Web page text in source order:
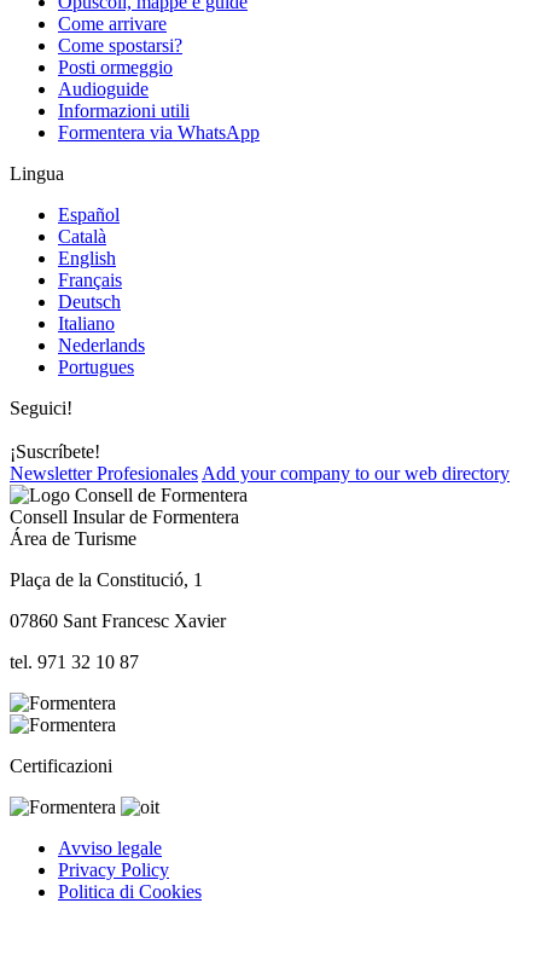
Come arrivare
Come spostarsi?
Posti ormeggio
Audioguide
Informazioni utili
Formentera via WhatsApp
Lingua
Español
Català
English
Français
Deutsch
Italiano
Nederlands
Portugues
Seguici!
¡Suscríbete!
Newsletter Profesionales Add your company to our web directory
Consell Insular de Formentera
Área de Turisme
Plaça de la Constitució, 1
07860 Sant Francesc Xavier
tel. 971 32 10 87
Certificazioni
Avviso legale
Privacy Policy
Politica di Cookies